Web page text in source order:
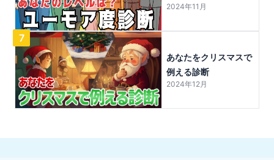
2024年11月
7
あなたをクリスマスで
例える診断
2024年12月